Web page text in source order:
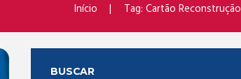
Início Tag: Cartão Reconstrução
BUSCAR